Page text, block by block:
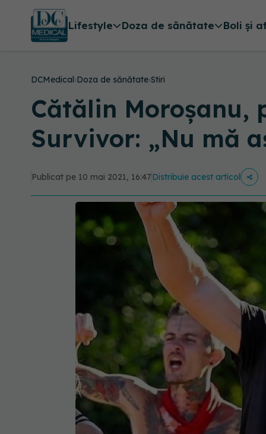
Lifestyle Doza de sănătate Boli și
DCMedical›Doza de sănătate›Stiri
Cătălin Moroșanu,
Survivor: „Nu mă
Publicat pe 10 mai 2021, 16:47Distribuie acest articol